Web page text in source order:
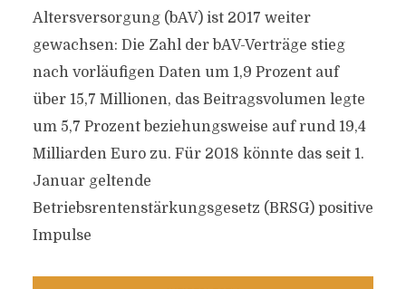
Altersversorgung (bAV) ist 2017 weiter
gewachsen: Die Zahl der bAV-Verträge stieg
nach vorläufigen Daten um 1,9 Prozent auf
über 15,7 Millionen, das Beitragsvolumen legte
um 5,7 Prozent beziehungsweise auf rund 19,4
Milliarden Euro zu. Für 2018 könnte das seit 1.
Januar geltende
Betriebsrentenstärkungsgesetz (BRSG) positive
Impulse